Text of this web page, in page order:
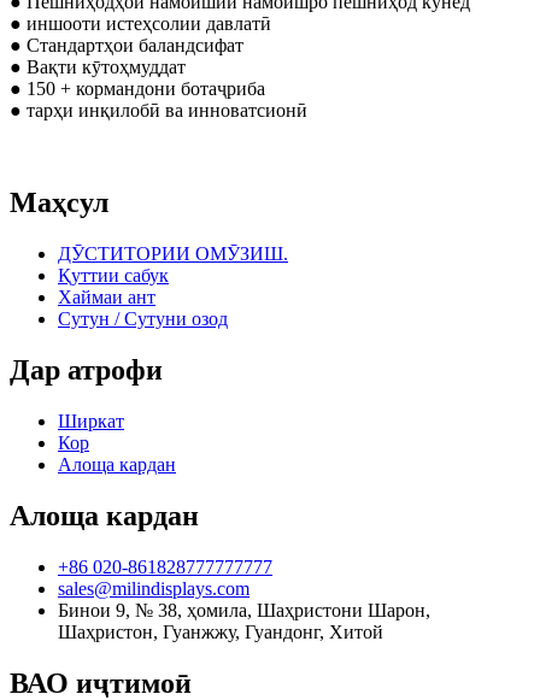
● иншооти истеҳсолии давлатӣ
● Стандартҳои баландсифат
● Вақти кӯтоҳмуддат
● 150 + кормандони ботаҷриба
● тарҳи инқилобӣ ва инноватсионӣ
Маҳсул
ДӮСТИТОРИИ ОМӮЗИШ.
Қуттии сабук
Хаймаи ант
Сутун / Сутуни озод
Дар атрофи
Ширкат
Кор
Алоща кардан
Алоща кардан
+86 020-861828777777777
sales@milindisplays.com
Бинои 9, № 38, ҳомила, Шаҳристони Шарон,
Шаҳристон, Гуанжжу, Гуандонг, Хитой
ВАО иҷтимоӣ